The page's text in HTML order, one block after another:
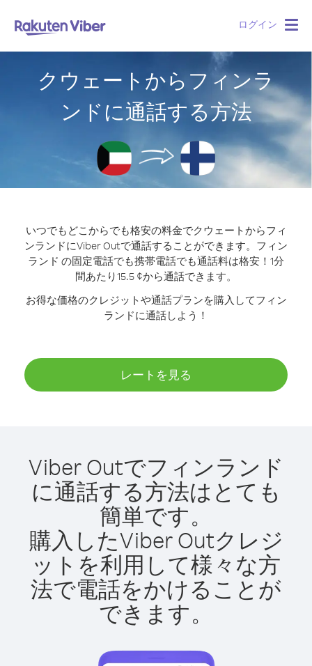
ログイン
クウェートからフィンラ
ンドに通話する方法
いつでもどこからでも格安の料金でクウェートからフィ
ンランドにViber Outで通話することができます。 フィン
ランド の固定電話でも携帯電話でも通話料は格安！1分
間あたり15.5 ¢から通話できます。
お得な価格のクレジットや通話プランを購入してフィン
ランドに通話しよう！
レートを見る
Viber Outでフィンランド
に通話する方法はとても
簡単です。
購入したViber Outクレジ
ットを利用して様々な方
法で電話をかけることが
できます。